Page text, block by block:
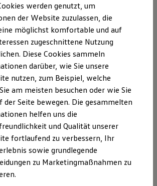
Privatkunden
Gewerbekunden
Privatkunden
Gewerbekunden
& Garantien
Versicherung für Nutzfahrzeuge
& Service
Special
Pflege & Inspektion
anfragen
Vorteile bei Volkswagen Nutzfahrzeuge
Service
& Reifen Service
3434-0
elitzsch.de
Thomas Elitzsch / Uwe Simmang
Handelsregister
Amtsgericht Dresden
HRB 20303
DE 813371914
nach § 34 d
für die Volkswagen
GmbH tätig und gemeldet bei der
werden genutzt, um
der Website zuzulassen, die
möglichst komfortable und auf
zugeschnittene Nutzung
Diese Cookies sammeln
darüber, wie Sie unsere
nutzen, zum Beispiel, welche
am meisten besuchen oder wie Sie
der Seite bewegen. Die gesammelten
helfen uns die
und Qualität unserer
fortlaufend zu verbessern, Ihr
sowie grundlegende
zu Marketingmaßnahmen zu